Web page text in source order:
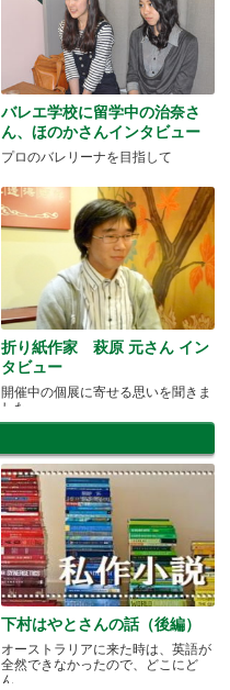
バレエ学校に留学中の治奈さ
ん、ほのかさんインタビュー
プロのバレリーナを目指して
折り紙作家 萩原 元さん イン
タビュー
開催中の個展に寄せる思いを聞きま
した
下村はやとさんの話（後編）
オーストラリアに来た時は、英語が
全然できなかったので、どこにど
ん.....